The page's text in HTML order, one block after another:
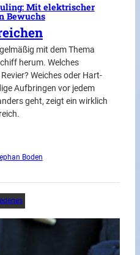
Mit elektrischer
Bewuchs
mit dem Thema
herum. Welches
Weiches oder Hart-
Aufbringen vor jedem
geht, zeigt ein wirklich
Boden